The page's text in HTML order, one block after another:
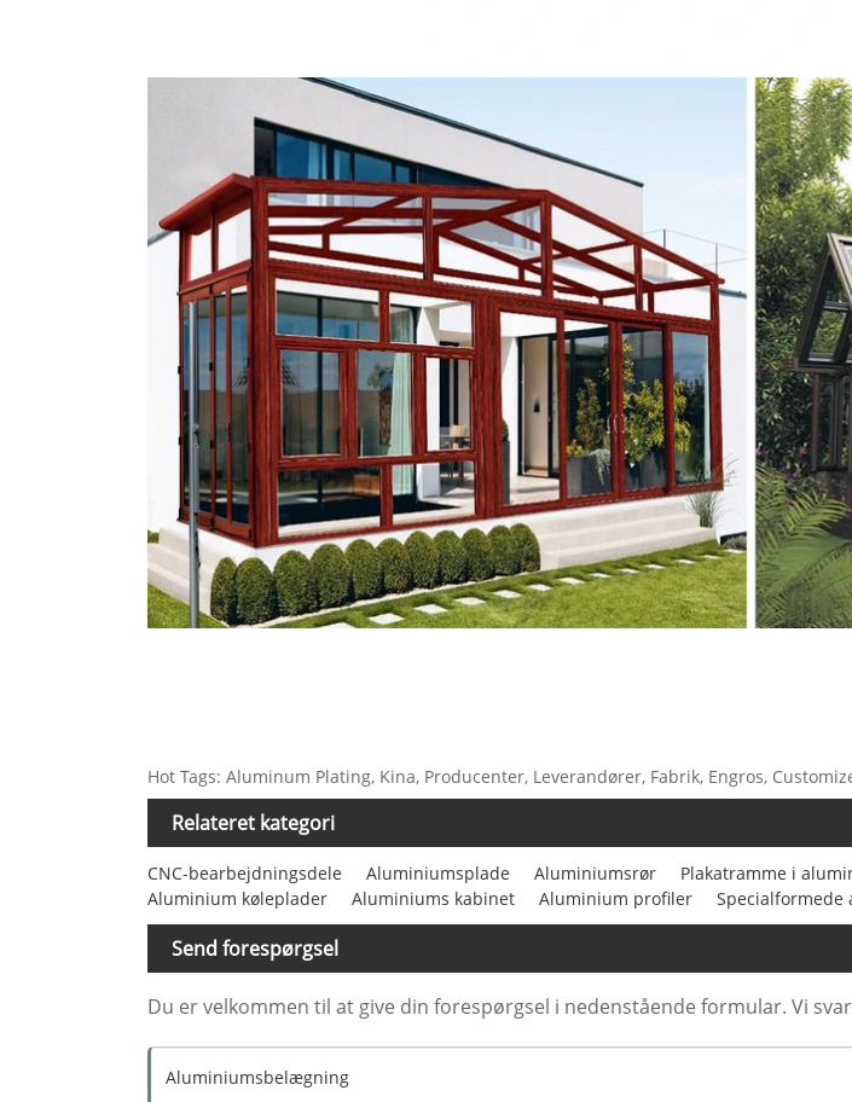
Hot Tags: Aluminum Plating, Kina, Producenter, Leverandører, Fabrik, Engros,
Relateret kategori
CNC-bearbejdningsdele Aluminiumsplade Aluminiumsrør Plakatramme i
Aluminium køleplader
Aluminiums kabinet Aluminium profiler
Send forespørgsel
Du er velkommen til at give din forespørgsel i nedenstående formular. Vi